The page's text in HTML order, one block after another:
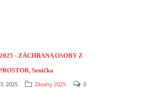
- ZÁCHRANA OSOBY Z
Senička
2025
Zásahy 2025 0